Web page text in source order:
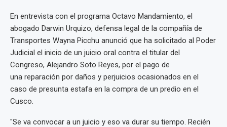
En entrevista con el programa Octavo Mandamiento, el
abogado Darwin Urquizo, defensa legal de la compañía de
Transportes Wayna Picchu anunció que ha solicitado al Poder
Judicial el inicio de un juicio oral contra el titular del
Congreso, Alejandro Soto Reyes, por el pago de
una reparación por daños y perjuicios ocasionados en el
caso de presunta estafa en la compra de un predio en el
Cusco.
"Se va convocar a un juicio y eso va durar su tiempo. Recién